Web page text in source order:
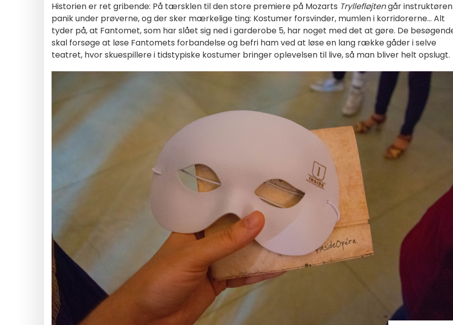
Historien er ret gribende: På tærsklen til den store premiere på Mozarts Tryllefløjtengår
panik under prøverne, og der sker mærkelige ting: Kostumer forsvinder, mumlen i korridorerne... Alt
tyder på, at Fantomet, som har slået sig ned i garderobe 5, har noget med det at gøre. De
skal forsøge at løse Fantomets forbandelse og befri ham ved at løse en lang række gåder i selve
teatret, hvor skuespillere i tidstypiske kostumer bringer oplevelsen til live, så man bliver helt opslugt.